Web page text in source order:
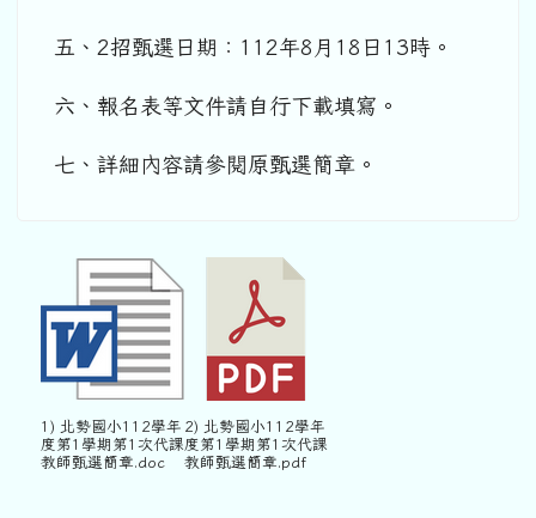
五、2招甄選日期：112年8月18日13時。
六、報名表等文件請自行下載填寫。
七、詳細內容請參閱原甄選簡章。
1) 北勢國小112學年
度第1學期第1次代課
教師甄選簡章.doc
2) 北勢國小112學年
度第1學期第1次代課
教師甄選簡章.pdf